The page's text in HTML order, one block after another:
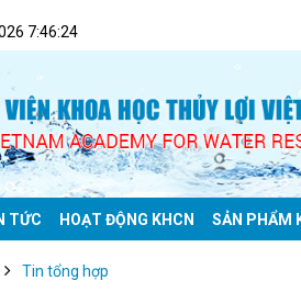
7:46:24
TỨC HOẠT ĐỘNG KHCN SẢN PHẨM
Tin tổng hợp